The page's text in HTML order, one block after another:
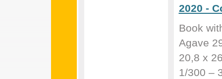
2020 -
Book
Agave
20,8 x
1/300 –